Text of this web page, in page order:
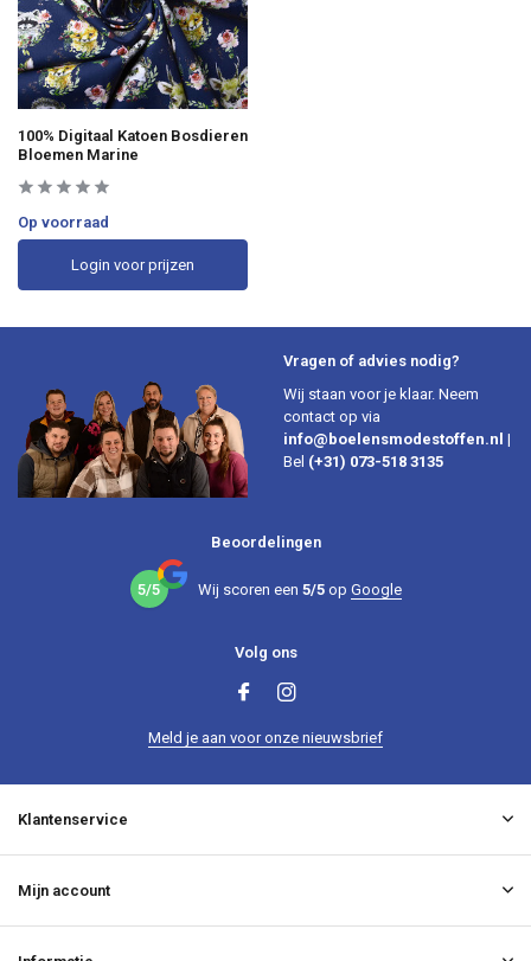
100% Digitaal Katoen Bosdieren
Bloemen Marine
Op voorraad
Login voor prijzen
Vragen of advies nodig?
Wij staan voor je klaar. Neem
contact op via
info@boelensmodestoffen.nl |
Bel (+31) 073-518 3135
Beoordelingen
5/5 Wij scoren een 5/5op Google
Volg ons
Meld je aan voor onze nieuwsbrief
Klantenservice
Mijn account